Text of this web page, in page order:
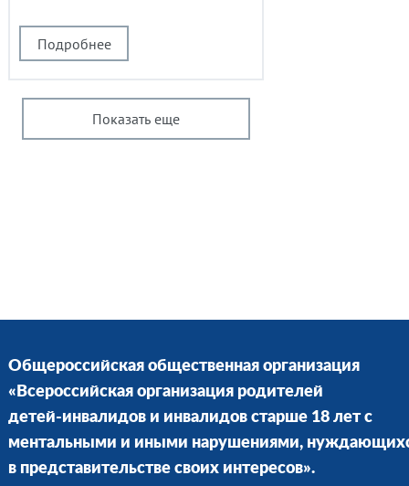
Подробнее
Показать еще
Общероссийская общественная организация
«Всероссийская организация родителей
детей-инвалидов и инвалидов старше 18 лет с
ментальными и иными нарушениями,
в представительстве своих интересов».